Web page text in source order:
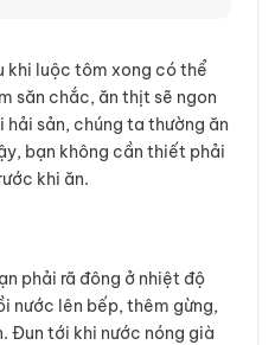
khi luộc tôm xong có thể
săn chắc, ăn thịt sẽ ngon
hải sản, chúng ta thường ăn
bạn không cần thiết phải
khi ăn.
phải rã đông ở nhiệt độ
nước lên bếp, thêm gừng,
Đun tới khi nước nóng già